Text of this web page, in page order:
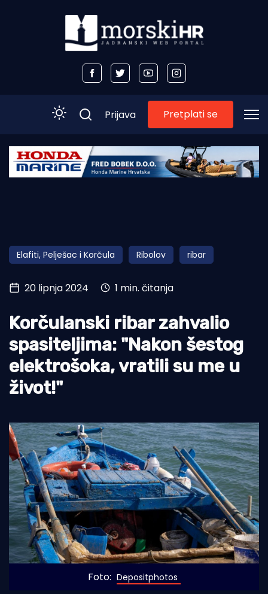
Početna
Obala
Otoci
Turizam i nautika
Pomorstvo
Ribolov
Ekologija
Tradicija i kultura
Prijava Pretplati se
Elafiti, Pelješac i Korčula Ribolov ribar
20 lipnja 2024 1 min. čitanja
Korčulanski ribar zahvalio
spasiteljima: "Nakon šestog
elektrošoka, vratili su me u
život!"
Foto: Depositphotos